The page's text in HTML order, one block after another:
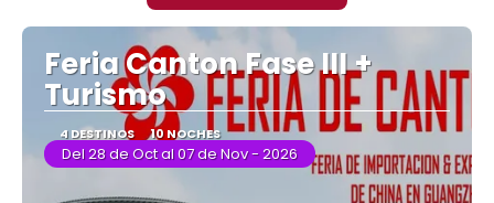
Feria Canton Fase III +
Turismo
4 DESTINOS 10 NOCHES
Del 28 de Oct al 07 de Nov - 2026